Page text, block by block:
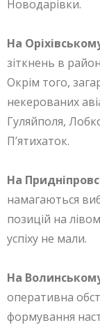
Новодарівки.
На
зіткнень в
Окрім того,
некерованих
Гуляйполя,
П’ятихаток.
На
намагаються
позицій на
успіху не мали.
На
оперативна
формування